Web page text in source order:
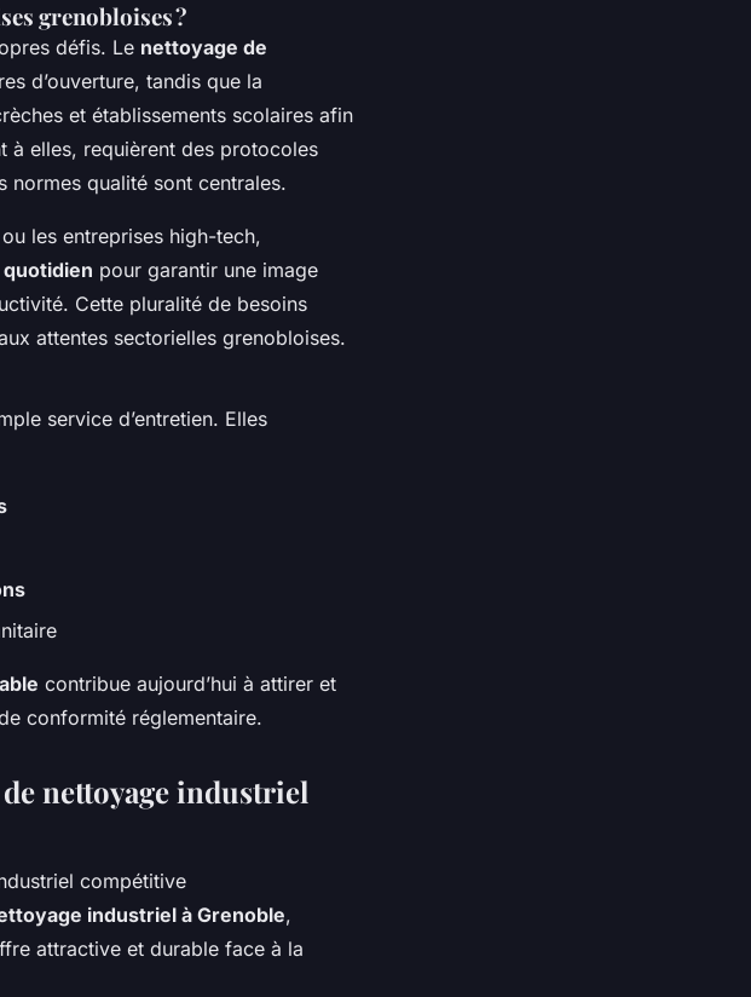
grenobloises ?
défis. Le nettoyage de
d’ouverture, tandis que la
et établissements scolaires afin
à elles, requièrent des protocoles
normes qualité sont centrales.
les entreprises high-tech,
pour garantir une image
Cette pluralité de besoins
attentes sectorielles grenobloises.
service d’entretien. Elles
contribue aujourd’hui à attirer et
conformité réglementaire.
nettoyage industriel
industriel à Grenoble,
attractive et durable face à la